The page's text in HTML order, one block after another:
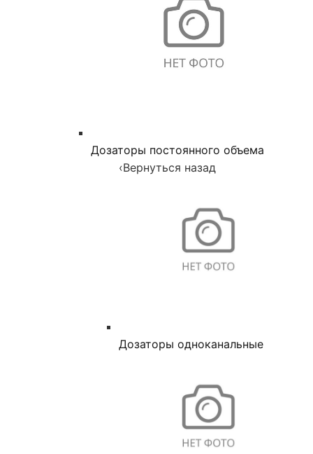
Дозаторы постоянного объема
‹Вернуться назад
Дозаторы одноканальные